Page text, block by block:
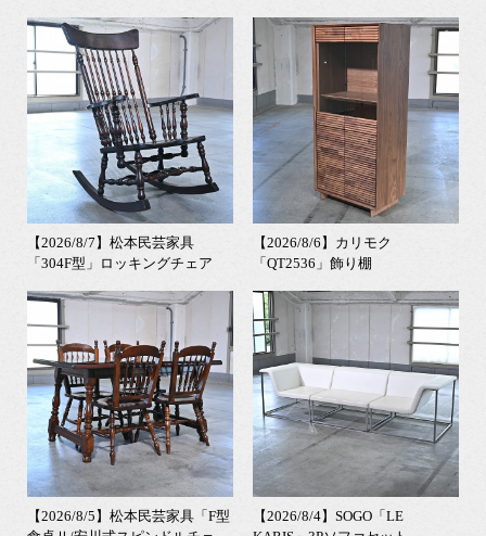
【2026/8/7】松本民芸家具
「304F型」ロッキングチェア
【2026/8/6】カリモク
「QT2536」飾り棚
【2026/8/5】松本民芸家具「F型
【2026/8/4】SOGO「LE